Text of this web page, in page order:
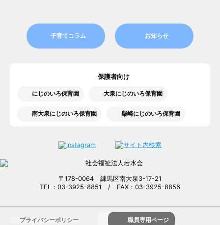
子育てコラム お知らせ
保護者向け
にじのいろ保育園 大泉にじのいろ保育園
南大泉にじのいろ保育園 柴崎にじのいろ保育園
〒178-0064 練馬区南大泉3-17-21
TEL：03-3925-8851 / FAX：03-3925-8856
プライバシーポリシー 職員専用ページ